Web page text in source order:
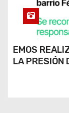
EMOS
LA PRESIÓN